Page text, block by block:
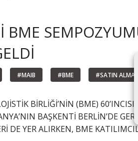
BME
#MAIB #BME #SATIN ALMA
BİRLİĞİ’NİN (BME)
BAŞKENTİ BERLİN’DE
DE YER ALIRKEN, BME